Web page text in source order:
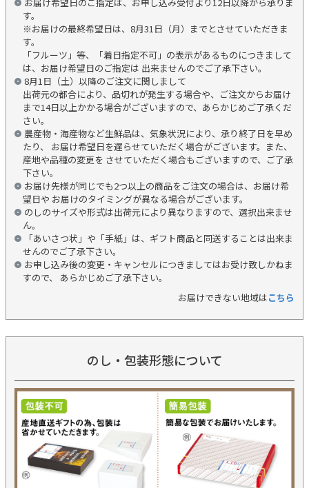
す。
※お届けの最終希望日は、8月31日（月）までとさせていただきま
す。
「フルーツ」等、「着日指定不可」の表示があるものにつきまして
は、お届け希望日のご指定は 出来ませんのでご了承下さい。
8月1日（土）以降のご注文に関しまして
出荷元の都合により、品切れが発生する場合や、ご注文からお届け
まで14日以上かかる場合がございますので、あらかじめご了承くだ
さい。
農産物・海産物など生鮮品は、気象状況により、承り終了日を早め
たり、 お届け希望日を遅らせていただく場合がございます。また、
産地や品種の変更を させていただく場合もございますので、ご了承
下さい。
お届け先様が同じでも2つ以上の商品をご注文の場合は、お届け希
望日や お届けのタイミングが異なる場合がございます。
のしのサイズや形式は出荷元により異なりますので、選択出来ませ
ん。
「あいさつ状」や「手紙」は、ギフト商品と同送することは出来ま
せんのでご了承下さい。
お申し込み後の変更・キャンセルにつきましてはお受け致しかねま
すので、 あらかじめご了承下さい。
お届けできない地域はこちら
のし・包装形態について